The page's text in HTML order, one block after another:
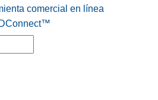
comercial en línea